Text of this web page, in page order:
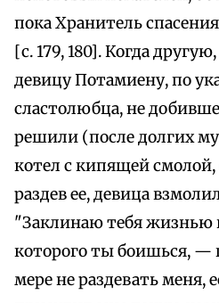
пока Хранитель
[с. 179, 180]. Когда
девицу Потамиену, по
сластолюбца, не
решили (после долгих
котел с кипящей
раздев ее, девица
"Заклинаю тебя жизнью
которого ты боишься, —
мере не раздевать меня,